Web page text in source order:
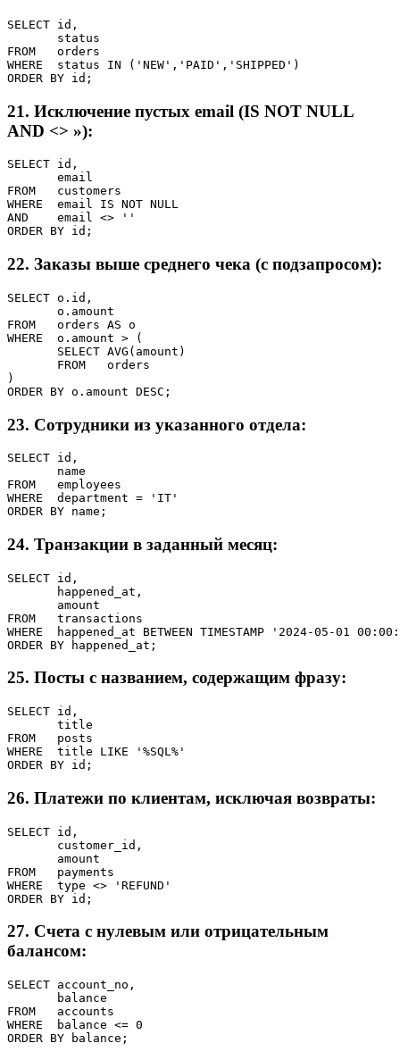
SELECT id,
       status
FROM   orders
WHERE  status IN ('NEW','PAID','SHIPPED')
ORDER BY id;
21. Исключение пустых email (IS NOT NULL
AND <> »):
SELECT id,
       email
FROM   customers
WHERE  email IS NOT NULL
AND    email <> ''
ORDER BY id;
22. Заказы выше среднего чека (с подзапросом):
SELECT o.id,
       o.amount
FROM   orders AS o
WHERE  o.amount > (
       SELECT AVG(amount)
       FROM   orders
)
ORDER BY o.amount DESC;
23. Сотрудники из указанного отдела:
SELECT id,
       name
FROM   employees
WHERE  department = 'IT'
ORDER BY name;
24. Транзакции в заданный месяц:
SELECT id,
       happened_at,
       amount
FROM   transactions
WHERE  happened_at BETWEEN TIMESTAMP '2024-05-01
ORDER BY happened_at;
25. Посты с названием, содержащим фразу:
SELECT id,
       title
FROM   posts
WHERE  title LIKE '%SQL%'
ORDER BY id;
26. Платежи по клиентам, исключая возвраты:
SELECT id,
       customer_id,
       amount
FROM   payments
WHERE  type <> 'REFUND'
ORDER BY id;
27. Счета с нулевым или отрицательным
балансом:
SELECT account_no,
       balance
FROM   accounts
WHERE  balance <= 0
ORDER BY balance;